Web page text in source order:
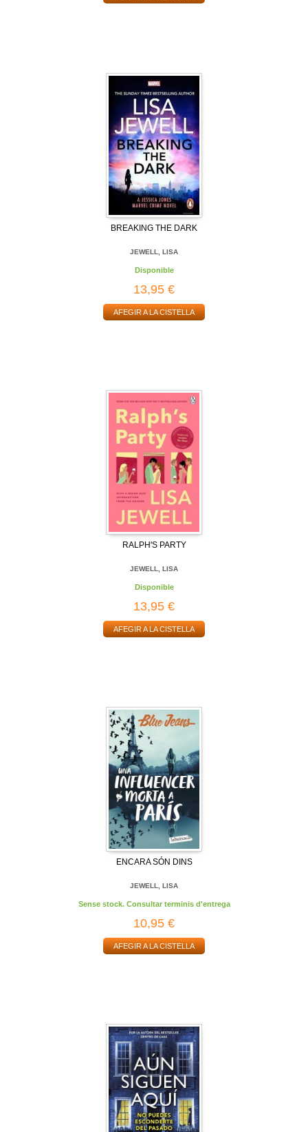
BREAKING THE DARK
JEWELL, LISA
Disponible
13,95 €
AFEGIR A LA CISTELLA
RALPH'S PARTY
JEWELL, LISA
Disponible
13,95 €
AFEGIR A LA CISTELLA
ENCARA SÓN DINS
JEWELL, LISA
Sense stock. Consultar terminis d'entrega
10,95 €
AFEGIR A LA CISTELLA